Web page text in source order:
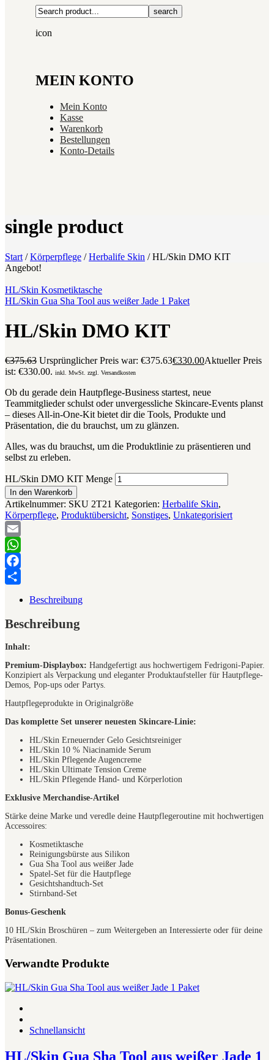
search
icon
MEIN KONTO
Mein Konto
Kasse
Warenkorb
Bestellungen
Konto-Details
single product
Start / Körperpflege / Herbalife Skin /HL/Skin DMO KIT
Angebot!
HL/Skin Kosmetiktasche
HL/Skin Gua Sha Tool aus weißer Jade 1 Paket
HL/Skin DMO KIT
€375.63 Ursprünglicher Preis war: €375.63€330.00Aktueller Preis
ist: €330.00. inkl. MwSt. zzgl. Versandkosten
Ob du gerade dein Hautpflege-Business startest, neue
Teammitglieder schulst oder unvergessliche Skincare-Events planst
– dieses All-in-One-Kit bietet dir die Tools, Produkte und
Präsentation, die du brauchst, um zu glänzen.
Alles, was du brauchst, um die Produktlinie zu präsentieren und
selbst zu erleben.
HL/Skin DMO KIT Menge
In den Warenkorb
Artikelnummer: SKU 2T21 Kategorien: Herbalife Skin,
Körperpflege, Produktübersicht, Sonstiges, Unkategorisiert
Email
WhatsApp
Facebook
Beschreibung
Beschreibung
Inhalt:
Premium-Displaybox: Handgefertigt aus hochwertigem Fedrigoni-Papier.
Konzipiert als Verpackung und eleganter Produktaufsteller für Hautpflege-
Demos, Pop-ups oder Partys.
Hautpflegeprodukte in Originalgröße
Das komplette Set unserer neuesten Skincare-Linie:
HL/Skin Erneuernder Gelo Gesichtsreiniger
HL/Skin 10 % Niacinamide Serum
HL/Skin Pflegende Augencreme
HL/Skin Ultimate Tension Creme
HL/Skin Pflegende Hand- und Körperlotion
Exklusive Merchandise-Artikel
Stärke deine Marke und veredle deine Hautpflegeroutine mit hochwertigen
Accessoires:
Kosmetiktasche
Reinigungsbürste aus Silikon
Gua Sha Tool aus weißer Jade
Spatel-Set für die Hautpflege
Gesichtshandtuch-Set
Stirnband-Set
Bonus-Geschenk
10 HL/Skin Broschüren – zum Weitergeben an Interessierte oder für deine
Präsentationen.
Verwandte Produkte
Schnellansicht
HL/Skin Gua Sha Tool aus weißer Jade 1